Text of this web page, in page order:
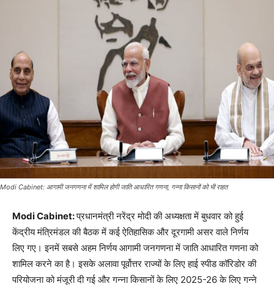
Modi Cabinet: आगामी जनगणना में शामिल होगी जाति आधारित गणना, गन्ना किसानों को भी राहत
Modi Cabinet:प्रधानमंत्री नरेंद्र मोदी की अध्यक्षता में बुधवार को हुई
केंद्रीय मंत्रिमंडल की बैठक में कई ऐतिहासिक और दूरगामी असर वाले निर्णय
लिए गए। इनमें सबसे अहम निर्णय आगामी जनगणना में जाति आधारित गणना को
शामिल करने का है। इसके अलावा पूर्वोत्तर राज्यों के लिए हाई स्पीड कॉरिडोर की
परियोजना को मंजूरी दी गई और गन्ना किसानों के लिए 2025-26 के लिए गन्ने